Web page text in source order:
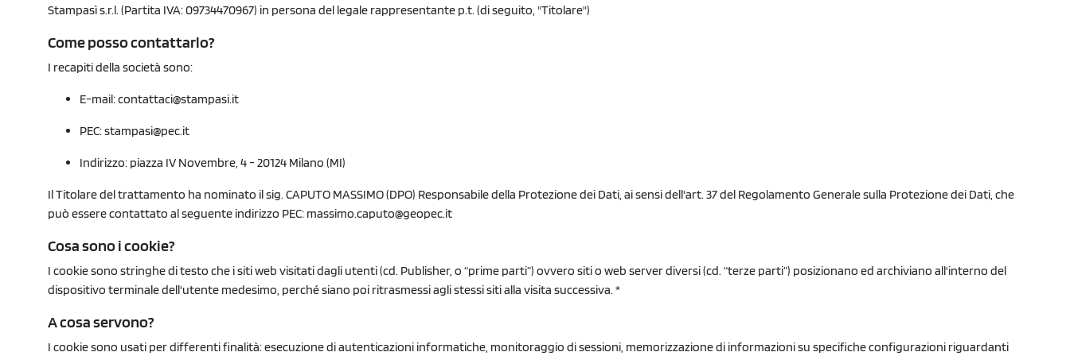
Stampasì s.r.l. (Partita IVA: 09734470967) in persona del legale rappresentante p.t. (di seguito, "Titolare")
Come posso contattarlo?
I recapiti della società sono:
E-mail: contattaci@stampasi.it
PEC: stampasi@pec.it
Indirizzo: piazza IV Novembre, 4 - 20124 Milano (MI)
Il Titolare del trattamento ha nominato il sig. CAPUTO MASSIMO (DPO) Responsabile della Protezione dei Dati, ai sensi dell'art. 37 del Regolamento Generale sulla Protezione dei Dati, che
può essere contattato al seguente indirizzo PEC: massimo.caputo@geopec.it
Cosa sono i cookie?
I cookie sono stringhe di testo che i siti web visitati dagli utenti (cd. Publisher, o “prime parti”) ovvero siti o web server diversi (cd. “terze parti”) posizionano ed archiviano all'interno del
dispositivo terminale dell'utente medesimo, perché siano poi ritrasmessi agli stessi siti alla visita successiva. *
A cosa servono?
I cookie sono usati per differenti finalità: esecuzione di autenticazioni informatiche, monitoraggio di sessioni, memorizzazione di informazioni su specifiche configurazioni riguardanti